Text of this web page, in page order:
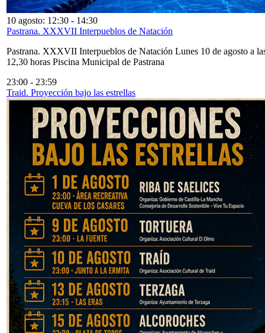
10 agosto: 12:30 - 14:30
Pastrana. XXXVII Interpueblos de Natación
Pastrana. XXXVII Interpueblos de Natación Lunes 10 de agosto a
12,30 horas Piscina Municipal de Pastrana
23:00 - 23:59
Traid. Proyección bajo las estrellas